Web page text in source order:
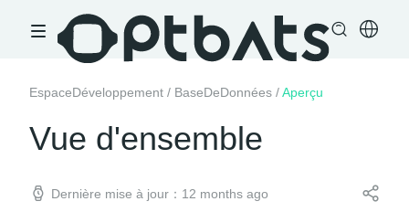
EspaceDéveloppement / BaseDeDonnées /Aperçu
Vue d'ensemble
Dernière mise à jour：12 months ago